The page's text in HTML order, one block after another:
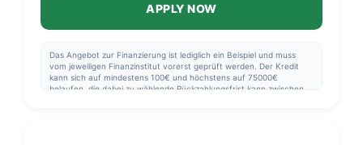
APPLY NOW
Das Angebot zur Finanzierung ist lediglich ein Beispiel und muss
vom jeweiligen Finanzinstitut vorerst geprüft werden. Der Kredit
kann sich auf mindestens 100€ und höchstens auf 75000€
belaufen, die dabei zu wählende Rückzahlungsfrist kann zwischen